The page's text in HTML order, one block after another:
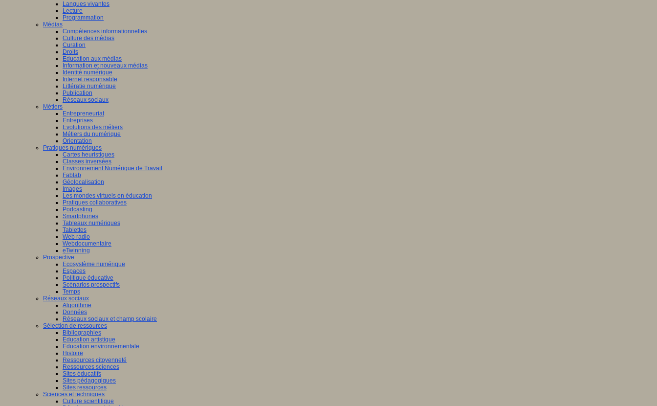
Langues vivantes
Lecture
Programmation
Médias
Compétences informationnelles
Culture des médias
Curation
Droits
Education aux médias
Information et nouveaux médias
Identité numérique
Internet responsable
Littératie numérique
Publication
Réseaux sociaux
Métiers
Entrepreneuriat
Entreprises
Evolutions des métiers
Métiers du numérique
Orientation
Pratiques numériques
Cartes heuristiques
Classes inversées
Environnement Numérique de Travail
Fablab
Géolocalisation
Images
Les mondes virtuels en éducation
Pratiques collaboratives
Podcasting
Smartphones
Tableaux numériques
Tablettes
Web radio
Webdocumentaire
eTwinning
Prospective
Ecosystème numérique
Espaces
Politique éducative
Scénarios prospectifs
Temps
Réseaux sociaux
Algorithme
Données
Réseaux sociaux et champ scolaire
Sélection de ressources
Bibliographies
Education artistique
Education environnementale
Histoire
Ressources citoyenneté
Ressources sciences
Sites éducatifs
Sites pédagogiques
Sites ressources
Sciences et techniques
Culture scientifique